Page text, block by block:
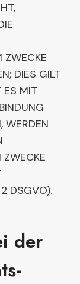
ZWECKE
DIES GILT
ES MIT
WERDEN
DSGVO).
der